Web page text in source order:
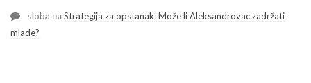
sloba наStrategija za opstanak: Može li Aleksandrovac zadržati
mlade?